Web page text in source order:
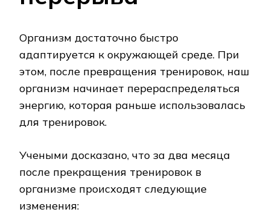
Организм достаточно быстро
адаптируется к окружающей среде. При
этом, после превращения тренировок, наш
организм начинает перераспределяться
энергию, которая раньше использовалась
для тренировок.
Учеными досказано, что за два месяца
после прекращения тренировок в
организме происходят следующие
изменения: